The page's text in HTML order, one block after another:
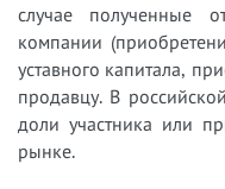
случае полученные
компании
уставного капитала,
продавцу. В
доли участника или
рынке.